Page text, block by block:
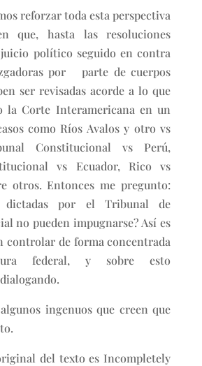
reforzar toda esta perspectiva
que, hasta las resoluciones
político seguido en contra
por parte de cuerpos
ser revisadas acorde a lo que
la Corte Interamericana en un
como Ríos Avalos y otro vs
Constitucional vs Perú,
vs Ecuador, Rico vs
otros. Entonces me pregunto:
por el Tribunal de
no pueden impugnarse? Así es
controlar de forma concentrada
federal, y sobre esto
ingenuos que creen que
del texto es Incompletely